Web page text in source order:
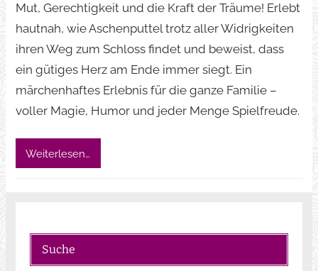
Mut, Gerechtigkeit und die Kraft der Träume! Erlebt
hautnah, wie Aschenputtel trotz aller Widrigkeiten
ihren Weg zum Schloss findet und beweist, dass
ein gütiges Herz am Ende immer siegt. Ein
märchenhaftes Erlebnis für die ganze Familie –
voller Magie, Humor und jeder Menge Spielfreude.
Weiterlesen…
Suche